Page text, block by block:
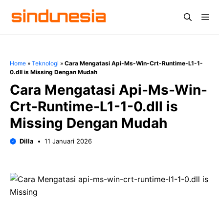
Home » Teknologi » Cara Mengatasi Api-Ms-Win-Crt-Runtime-L1-1-
0.dll is Missing Dengan Mudah
Cara Mengatasi Api-Ms-Win-
Crt-Runtime-L1-1-0.dll is
Missing Dengan Mudah
Dilla 11 Januari 2026